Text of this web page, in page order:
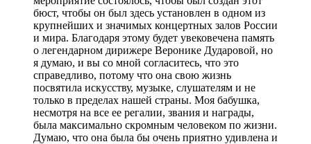
бюст, чтобы он был здесь установлен в одном из
крупнейших и значимых концертных залов России
и мира. Благодаря этому будет увековечена память
о легендарном дирижере Веронике Дударовой, но
я думаю, и вы со мной согласитесь, что это
справедливо, потому что она свою жизнь
посвятила искусству, музыке, слушателям и не
только в пределах нашей страны. Моя бабушка,
несмотря на все ее регалии, звания и награды,
была максимально скромным человеком по жизни.
Думаю, что она была бы очень приятно удивлена и